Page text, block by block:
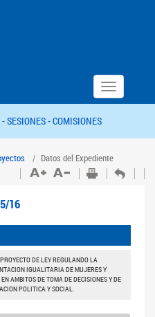
Toggle
navigation
-SESIONES -COMISIONES
Datos del Expediente
16
DE LEY REGULANDO LA
IGUALITARIA DE MUJERES Y
AMBITOS DE TOMA DE DECISIONES Y DE
POLITICA Y SOCIAL.